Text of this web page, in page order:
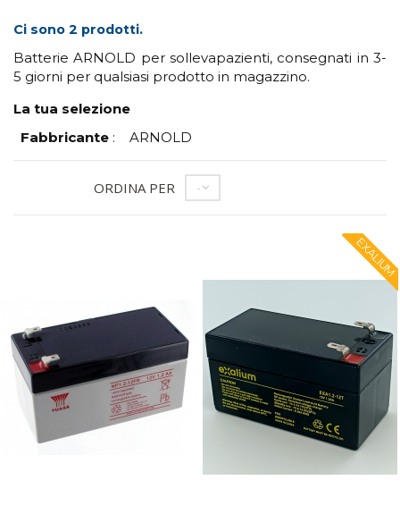
Ci sono 2 prodotti.
Batterie ARNOLD per sollevapazienti, consegnati in 3-
5 giorni per qualsiasi prodotto in magazzino.
La tua selezione
Fabbricante : ARNOLD
ORDINA PER --
EXALIUM